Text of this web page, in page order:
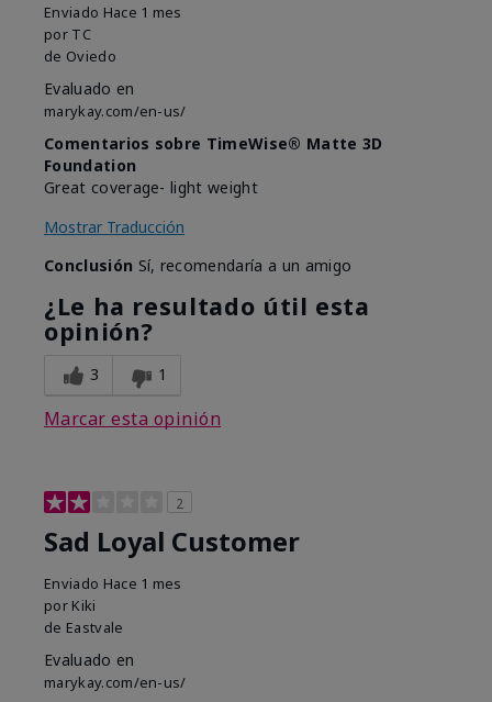
Enviado Hace 1 mes
por TC
de Oviedo
Evaluado en
marykay.com/en-us/
Comentarios sobre TimeWise® Matte 3D
Foundation
Great coverage- light weight
Mostrar Traducción
Conclusión Sí, recomendaría a un amigo
¿Le ha resultado útil esta
opinión?
3 1
Marcar esta opinión
2
Sad Loyal Customer
Enviado Hace 1 mes
por Kiki
de Eastvale
Evaluado en
marykay.com/en-us/